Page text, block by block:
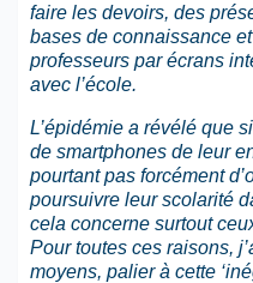
faire les devoirs, des
bases de connaissance
professeurs par écrans
avec l’école.
L’épidémie a révélé que
de smartphones de leur
pourtant pas forcément
poursuivre leur scolarité
cela concerne surtout
Pour toutes ces raisons,
moyens, palier à cette